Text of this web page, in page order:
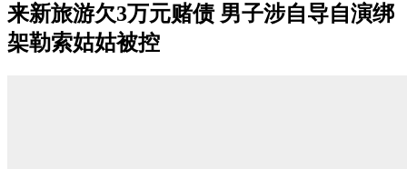
来新旅游欠3万元赌债 男子涉自导自演绑
架勒索姑姑被控